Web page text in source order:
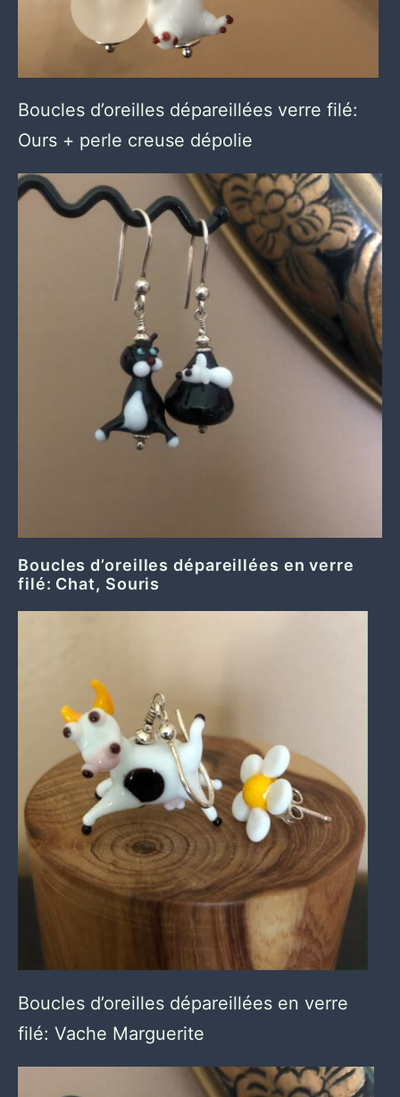
Boucles d’oreilles dépareillées verre filé:
Ours + perle creuse dépolie
Boucles d’oreilles dépareillées en verre
filé: Chat, Souris
Boucles d’oreilles dépareillées en verre
filé: Vache Marguerite